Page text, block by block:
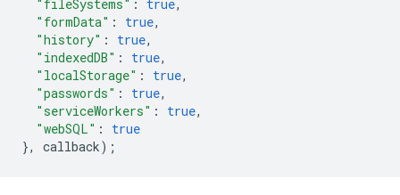
"fileSystems" : true,
"formData" : true,
"history" : true,
"indexedDB" : true,
"localStorage" : true,
"passwords" : true,
"serviceWorkers" : true,
"webSQL" :
true
},
callback);